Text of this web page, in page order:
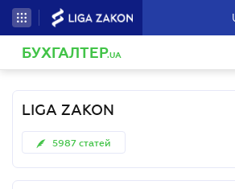
БУХГАЛТЕР.UA
LIGA ZAKON
5987 статей